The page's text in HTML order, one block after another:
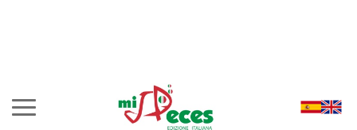
Mostra/nascondi navigazione principale